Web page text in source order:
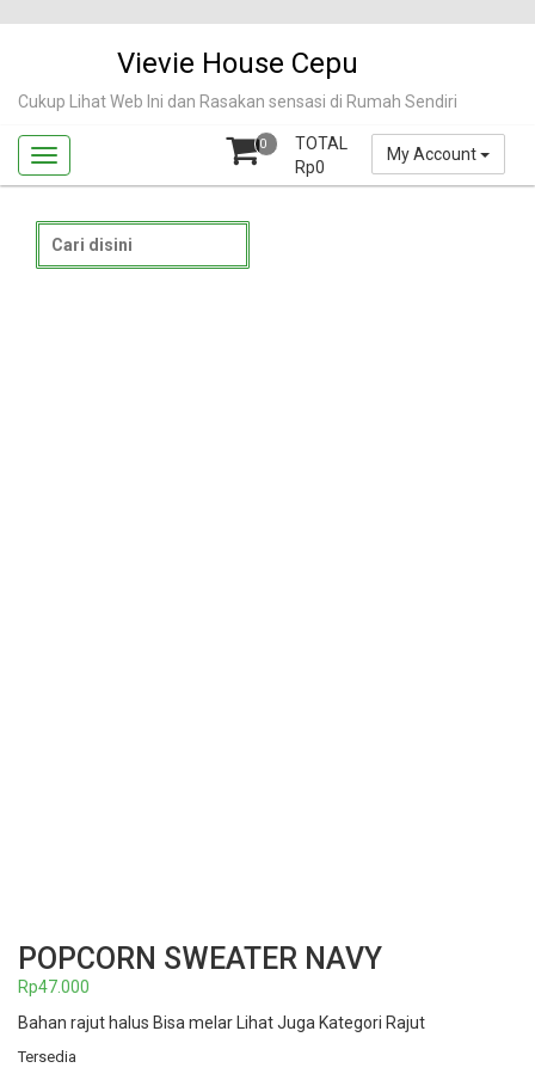
Vievie House Cepu
Cukup Lihat Web Ini dan Rasakan sensasi di Rumah Sendiri
My Account
0
TOTAL
Rp0
for:
POPCORN SWEATER NAVY
Rp47.000
Bahan rajut halus Bisa melar Lihat Juga Kategori Rajut
Tersedia